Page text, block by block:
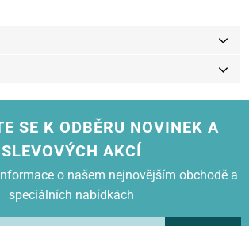
SE K ODBĚRU NOVINEK A
SLEVOVÝCH AKCÍ
o našem nejnovějším obchodě a
speciálních nabídkách